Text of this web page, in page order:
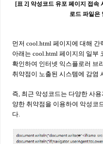
[표 2] 악성코드 유포 페이지 접속
로드 파일은
먼저 cool.html 페이지에 대해
아래는 cool.html 페이지의 일부
확인하여 인터넷 익스플로러 브
취약점이 노출된 시스템에 감염
즉, 최근 악성코드는 다양한 사
양한 취약점을 이용하여 악성코
다.